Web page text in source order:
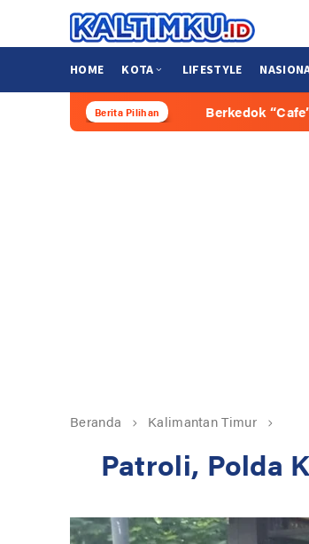
konten
HOME KOTA LIFESTYLE
Berita Pilihan
Berkedok “Cafe”, Beberapa
Beranda Kalimantan Timur
Patroli, Polda